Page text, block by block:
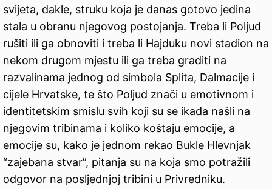
svijeta, dakle, struku koja je danas gotovo jedina
stala u obranu njegovog postojanja. Treba li Poljud
rušiti ili ga obnoviti i treba li Hajduku novi stadion na
nekom drugom mjestu ili ga treba graditi na
razvalinama jednog od simbola Splita, Dalmacije i
cijele Hrvatske, te što Poljud znači u emotivnom i
identitetskim smislu svih koji su se ikada našli na
njegovim tribinama i koliko koštaju emocije, a
emocije su, kako je jednom rekao Bukle Hlevnjak
“zajebana stvar”, pitanja su na koja smo potražili
odgovor na posljednjoj tribini u Privredniku.